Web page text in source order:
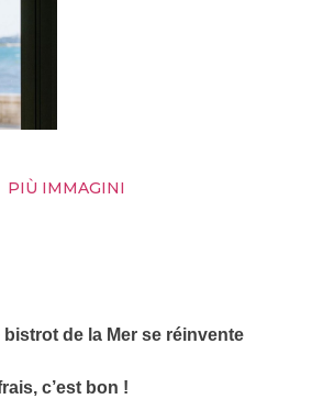
PIÙ IMMAGINI
de la Mer se réinvente
c’est bon !